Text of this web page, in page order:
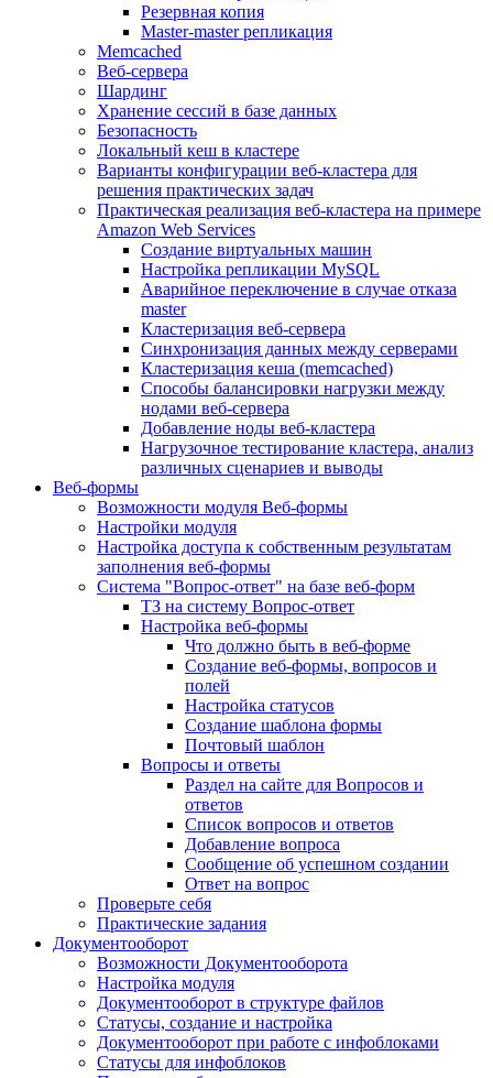
Резервная копия
Master-master репликация
Memcached
Веб-сервера
Шардинг
Хранение сессий в базе данных
Безопасность
Локальный кеш в кластере
Варианты конфигурации веб-кластера для
решения практических задач
Практическая реализация веб-кластера на примере
Amazon Web Services
Создание виртуальных машин
Настройка репликации MySQL
Аварийное переключение в случае отказа
master
Кластеризация веб-сервера
Синхронизация данных между серверами
Кластеризация кеша (memcached)
Способы балансировки нагрузки между
нодами веб-сервера
Добавление ноды веб-кластера
Нагрузочное тестирование кластера, анализ
различных сценариев и выводы
Веб-формы
Возможности модуля Веб-формы
Настройки модуля
Настройка доступа к собственным результатам
заполнения веб-формы
Система "Вопрос-ответ" на базе веб-форм
ТЗ на систему Вопрос-ответ
Настройка веб-формы
Что должно быть в веб-форме
Создание веб-формы, вопросов и
полей
Настройка статусов
Создание шаблона формы
Почтовый шаблон
Вопросы и ответы
Раздел на сайте для Вопросов и
ответов
Список вопросов и ответов
Добавление вопроса
Сообщение об успешном создании
Ответ на вопрос
Проверьте себя
Практические задания
Документооборот
Возможности Документооборота
Настройка модуля
Документооборот в структуре файлов
Статусы, создание и настройка
Документооборот при работе с инфоблоками
Статусы для инфоблоков